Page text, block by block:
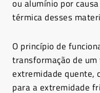
ou alumínio por
térmica desses
O princípio de
transformação de
extremidade quente,
para a extremidade